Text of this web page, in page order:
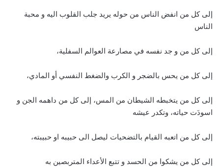
إلى كل من انفض الناس من حوله يريد جلب القلوب اليه و محبة
الناس
إلى كل من و جد نفسه في مصارعة العوالم السفلية،
إلى كل من يحس بالضجر و الكرب والضغط النفسي أو المادي،
إلى كل من يتخبطه الشيطان من المس، إلى كل من داهمه الجن و
اسودَت حياته، وتكدر عيشه
إلى كل من اتعبه القيام بالتضحيات ليصل الى حبيبه او حبيبته،
إلى كل من يشكوا من الحسد و تتبع الأعداء المتربصين به